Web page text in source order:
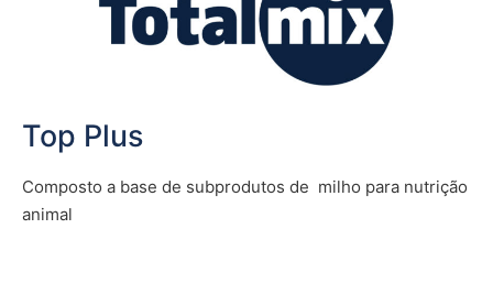
Top Plus
Composto a base de subprodutos de milho para nutrição
animal